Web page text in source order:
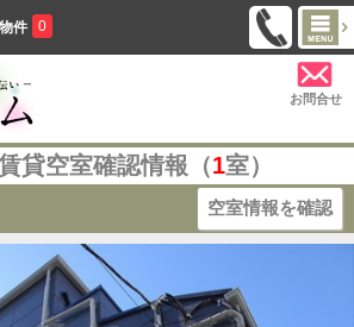
件 0
お問合せ
貸空室確認情報（1室）
空室情報を確認